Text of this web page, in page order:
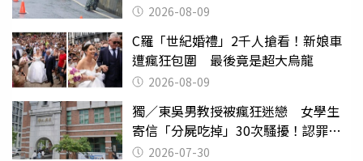
2026-08-09
C羅「世紀婚禮」2千人搶看！新娘車
遭瘋狂包圍 最後竟是超大烏龍
2026-08-09
獨／東吳男教授被瘋狂迷戀 女學生
寄信「分屍吃掉」30次騷擾！認罪免
關 2026-07-30